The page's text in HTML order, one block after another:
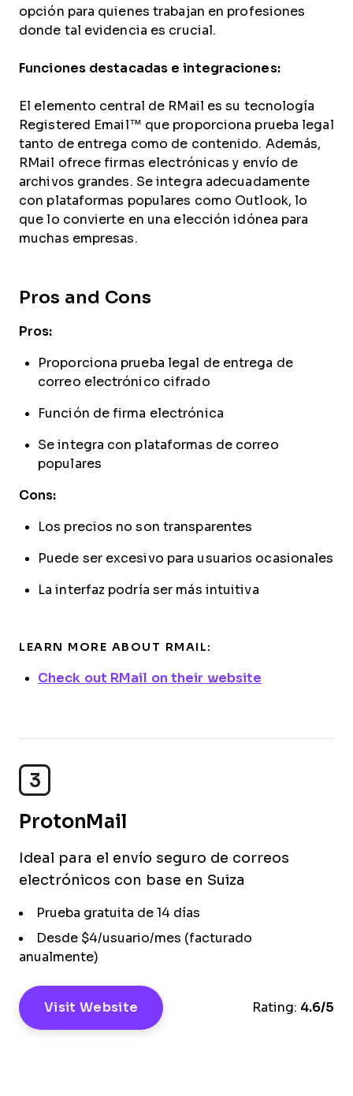
opción para quienes trabajan en profesiones
donde tal evidencia es crucial.
Funciones destacadas e integraciones:
El elemento central de RMail es su tecnología
Registered Email™ que proporciona prueba legal
tanto de entrega como de contenido. Además,
RMail ofrece firmas electrónicas y envío de
archivos grandes. Se integra adecuadamente
con plataformas populares como Outlook, lo
que lo convierte en una elección idónea para
muchas empresas.
Pros and Cons
Pros:
Proporciona prueba legal de entrega de
correo electrónico cifrado
Función de firma electrónica
Se integra con plataformas de correo
populares
Cons:
Los precios no son transparentes
Puede ser excesivo para usuarios ocasionales
La interfaz podría ser más intuitiva
LEARN MORE ABOUT RMAIL:
Check out RMail on their website
3
ProtonMail
Ideal para el envío seguro de correos
electrónicos con base en Suiza
Prueba gratuita de 14 días
Desde $4/usuario/mes (facturado
anualmente)
Visit Website Rating: 4.6/5